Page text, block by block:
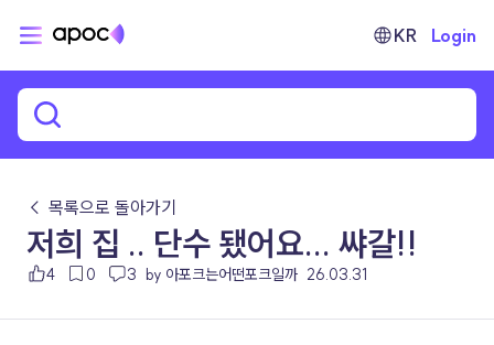
KR Login
← 목록으로 돌아가기
저희 집 .. 단수 됐어요... 쌰갈!!
4 0 3 by 아포크는어떤포크일까 26.03.31